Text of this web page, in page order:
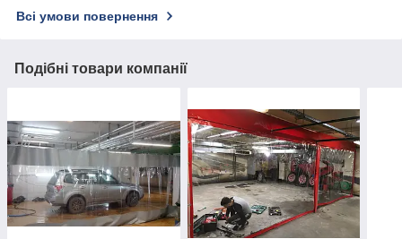
Всі умови повернення
Подібні товари компанії